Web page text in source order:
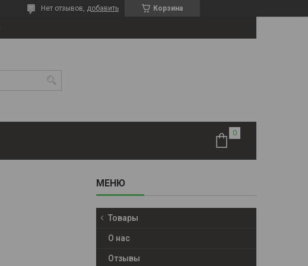
Корзина
Нет отзывов, добавить
Товары
О нас
Отзывы